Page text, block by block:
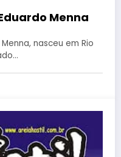
Menna
nasceu em Rio